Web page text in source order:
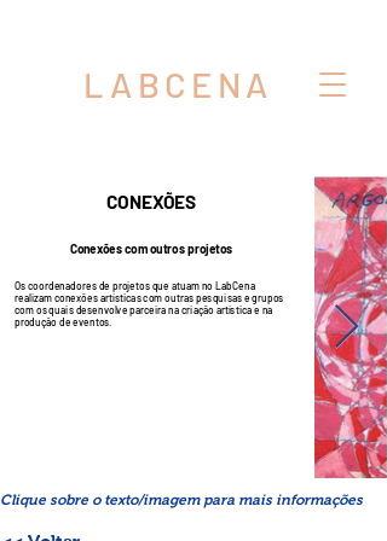
LABCENA
CONEXÕES
Conexões com outros projetos
Os coordenadores de projetos que atuam no LabCena
realizam conexões artísticas com outras pesquisas e grupos
com os quais desenvolve parceira na criação artística e na
produção de eventos.
Clique sobre o texto/imagem para mais informações